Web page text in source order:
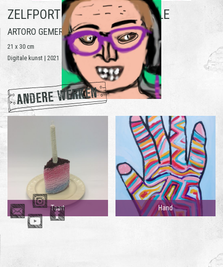
ZELFPORTRET 2021 - DANIELLE
ARTORO GEMERT
21 x 30 cm
Digitale kunst | 2021
ANDERE WERKEN
Taart Hand